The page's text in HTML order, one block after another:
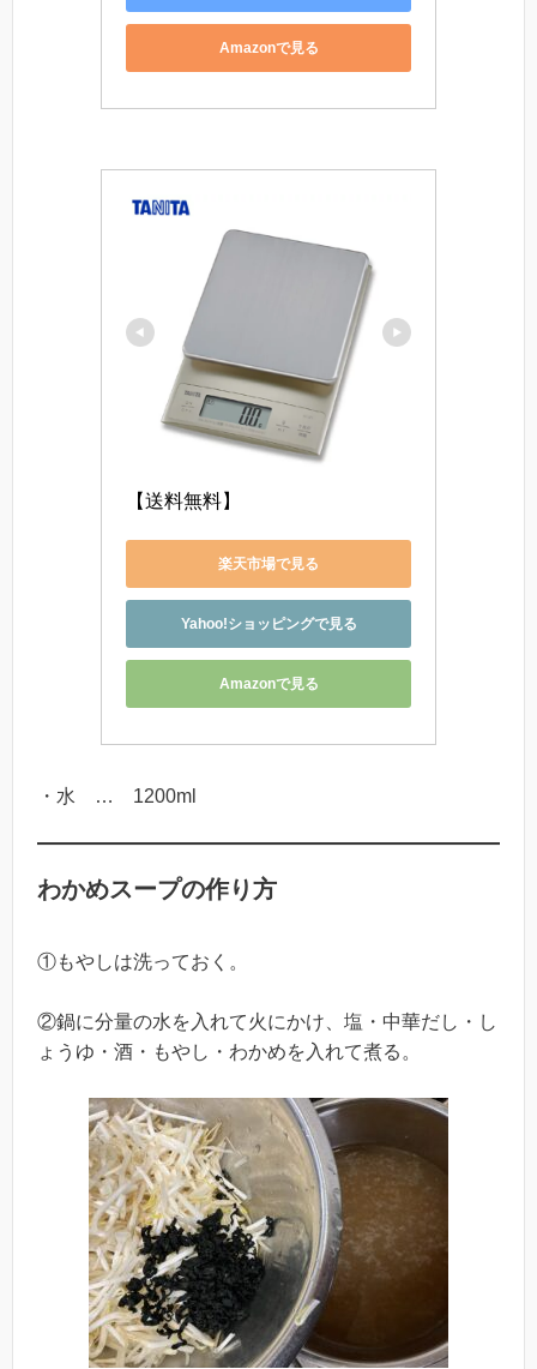
Amazonで見る
【送料無料】
楽天市場で見る
Yahoo!ショッピングで見る
Amazonで見る
・水 … 1200ml
わかめスープの作り方
①もやしは洗っておく。
②鍋に分量の水を入れて火にかけ、塩・中華だし・し
ょうゆ・酒・もやし・わかめを入れて煮る。